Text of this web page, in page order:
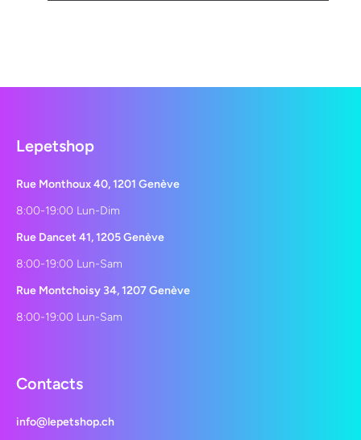
Lepetshop
Rue Monthoux 40, 1201 Genève
8:00-19:00 Lun-Dim
Rue Dancet 41, 1205 Genève
8:00-19:00 Lun-Sam
Rue Montchoisy 34, 1207 Genève
8:00-19:00 Lun-Sam
Contacts
info@lepetshop.ch